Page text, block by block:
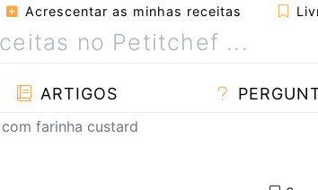
Acrescentar as minhas receitas
ARTIGOS
farinha custard